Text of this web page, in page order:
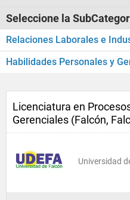
Seleccione la
Relaciones Laborales e
Habilidades Personales y
Licenciatura en
Gerenciales (Falcón,
Universidad